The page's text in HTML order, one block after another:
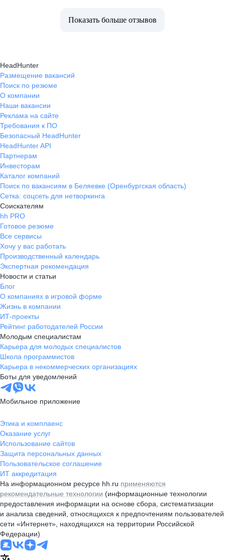
Показать больше отзывов
HeadHunter
Размещение вакансий
Поиск по резюме
О компании
Наши вакансии
Реклама на сайте
Требования к ПО
Безопасный HeadHunter
HeadHunter API
Партнерам
Инвесторам
Каталог компаний
Поиск по вакансиям в Беляевке (Оренбургская область)
Сетка: соцсеть для нетворкинга
Соискателям
hh PRO
Готовое резюме
Все сервисы
Хочу у вас работать
Производственный календарь
Экспертная рекомендация
Новости и статьи
Блог
О компаниях в игровой форме
Жизнь в компании
ИТ-проекты
Рейтинг работодателей России
Молодым специалистам
Карьера для молодых специалистов
Школа программистов
Карьера в некоммерческих организациях
Боты для уведомлений
Мобильное приложение
Этика и комплаенс
Оказание услуг
Использование сайтов
Защита персональных данных
Пользовательское соглашение
ИТ аккредитация
На информационном ресурсе hh.ru применяются
рекомендательные технологии (информационные технологии
предоставления информации на основе сбора, систематизации
и анализа сведений, относящихся к предпочтениям пользователей
сети «Интернет», находящихся на территории Российской
Федерации)